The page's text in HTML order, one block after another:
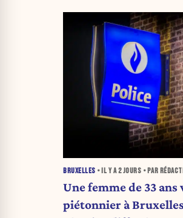
BRUXELLES • IL Y A2 JOURS • PAR
Une femme de 33 ans
piétonnier à